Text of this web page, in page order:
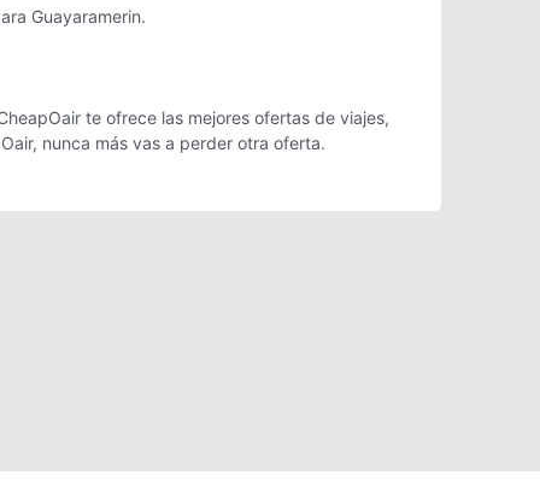
Guayaramerin.
te ofrece las mejores ofertas de viajes,
nunca más vas a perder otra oferta.